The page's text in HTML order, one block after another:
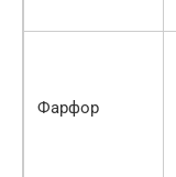
Фарфор